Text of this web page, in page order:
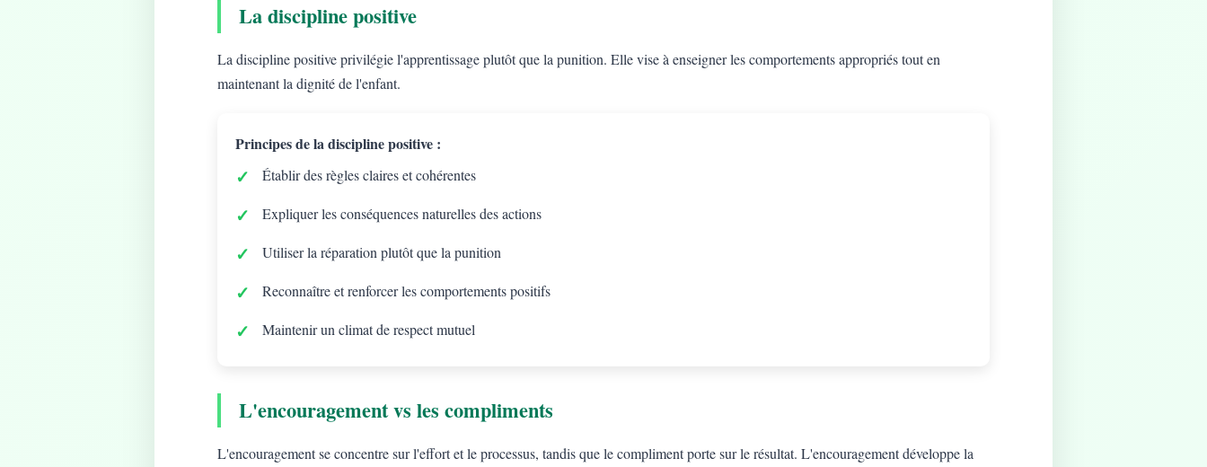
La discipline positive
La discipline positive privilégie l'apprentissage plutôt que la punition. Elle vise à enseigner les comportements appropriés tout en
maintenant la dignité de l'enfant.
Principes de la discipline positive :
Établir des règles claires et cohérentes
Expliquer les conséquences naturelles des actions
Utiliser la réparation plutôt que la punition
Reconnaître et renforcer les comportements positifs
Maintenir un climat de respect mutuel
L'encouragement vs les compliments
L'encouragement se concentre sur l'effort et le processus, tandis que le compliment porte sur le résultat. L'encouragement développe la